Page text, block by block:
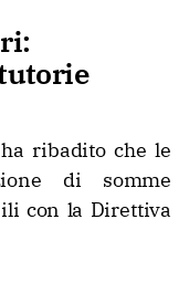
ribadito che le
di somme
con la Direttiva